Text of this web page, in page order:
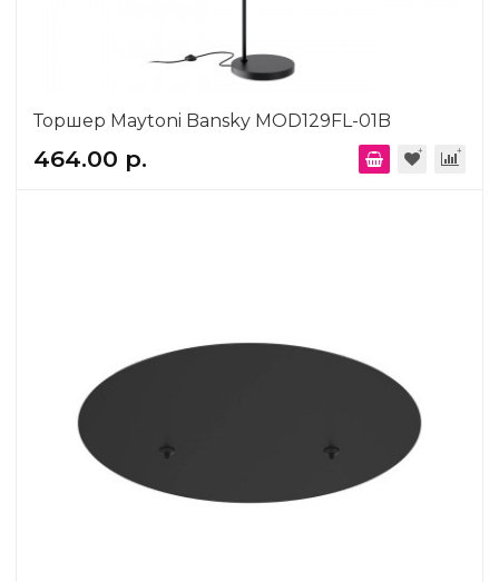
Торшер Maytoni Bansky MOD129FL-01B
464.00 р.